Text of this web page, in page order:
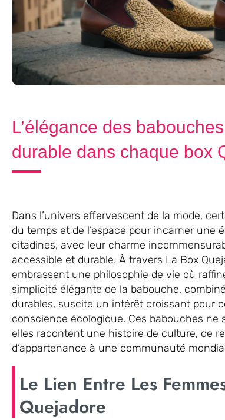
L’élégance des
durable dans chaque box
Dans l’univers effervescent de la mode,
du temps et de l’espace pour incarner une
citadines, avec leur charme
accessible et durable. À travers La Box
embrassent une philosophie de vie où
simplicité élégante de la babouche,
durables, suscite un intérêt croissant pour
conscience écologique. Ces babouches
elles racontent une histoire de culture, de
d’appartenance à une communauté
Le Lien Entre Les
Quejadore